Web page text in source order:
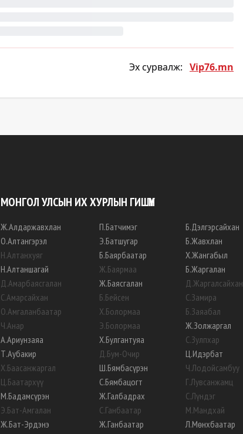
Эх сурвалж: Vip76.mn
МОНГОЛ УЛСЫН ИХ ХУРЛЫН ГИШҮҮН
Ж.Алдаржавхлан
О.Алтангэрэл
Н.Алтанхуяг
Н.Алтаншагай
Д.Амарбаясгалан
С.Амарсайхан
О.Амгаланбаатар
Ч.Анар
А.Ариунзаяа
Т.Аубакир
Х.Баасанжаргал
Ц.Баатархүү
М.Бадамсүрэн
Э.Бат-Амгалан
Ж.Бат-Эрдэнэ
П.Батчимэг
Э.Батшугар
Б.Баярбаатар
Ж.Баярмаа
Ж.Баясгалан
Б.Бейсен
Х.Болормаа
Э.Болормаа
Х.Булгантуяа
Д.Бум-Очир
Ш.Бямбасүрэн
С.Бямбацогт
Ж.Галбадрах
С.Ганбаатар
Ж.Ганбаатар
Б.Дэлгэрсайхан
Б.Жавхлан
Х.Жангабыл
Б.Жаргалан
Д.Жаргалсайхан
С.Замира
Б.Заяабал
Ж.Золжаргал
С.Зулпхар
Ц.Идэрбат
Ч.Лодойсамбуу
Г.Лувсанжамц
С.Лүндэг
М.Мандхай
Л.Мөнхбаатар